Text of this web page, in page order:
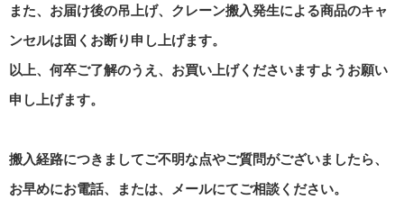
また、お届け後の吊上げ、クレーン搬入発生による商品のキャ
ンセルは固くお断り申し上げます。
以上、何卒ご了解のうえ、お買い上げくださいますようお願い
申し上げます。
搬入経路につきましてご不明な点やご質問がございましたら、
お早めにお電話、または、メールにてご相談ください。